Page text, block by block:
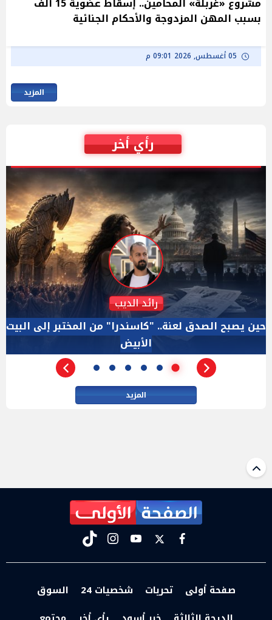
بسبب المهن المزدوجة والأحكام الجنائية
05 أغسطس, 2026 09:01 م
المزيد
رأي أخر
دكتور نزيه الحكيم
الإجازة البرلمانية ليست إجازة من الرقابة.. والسؤال ليس
الأداة الوحيده بعد فض الانعقاد
المزيد
facebook
twitter
youtube
instagram
tiktok
صفحة أولى تحريات شخصيات 24
السوق